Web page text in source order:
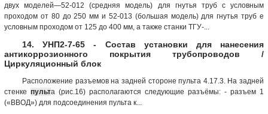
двух моделей—52-012 (средняя модель) для гнутья труб с условным
проходом от 80 до 250 мм и 52-013 (большая модель) для гнутья труб е
условным проходом от 125 до 400 мм, а также станки ТГУ-...
14. УНП2-7-65 - Состав установки для нанесения
антикоррозионного покрытия трубопроводов /
Циркуляционный блок
Расположение разъемов на задней стороне пульта 4.17.3. На задней
стенке пульта (рис.16) располагаются следующие разъёмы: - разъем 1
(«ВВОД») для подсоединения пульта к...